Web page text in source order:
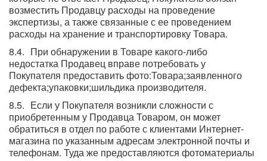
возместить Продавцу расходы на проведение
экспертизы, а также связанные с ее проведением
расходы на хранение и транспортировку Товара.
При обнаружении в Товаре какого-либо
недостатка Продавец вправе потребовать у
Покупателя предоставить фото:Товара;заявленного
дефекта;упаковки;шильдика производителя.
Если у Покупателя возникли сложности с
приобретенным у Продавца Товаром, он может
обратиться в отдел по работе с клиентами Интернет-
магазина по указанным адресам электронной почты и
телефонам. Туда же предоставляются фотоматериалы